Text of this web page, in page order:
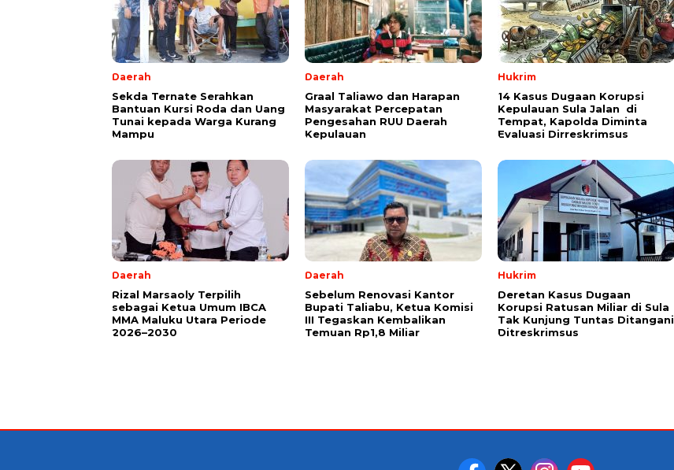
Daerah
Sekda Ternate Serahkan
Bantuan Kursi Roda dan Uang
Tunai kepada Warga Kurang
Mampu
Daerah
Graal Taliawo dan Harapan
Masyarakat Percepatan
Pengesahan RUU Daerah
Kepulauan
Hukrim
14 Kasus Dugaan Korupsi
Kepulauan Sula Jalan di
Tempat, Kapolda Diminta
Evaluasi Dirreskrimsus
Daerah
Rizal Marsaoly Terpilih
sebagai Ketua Umum IBCA
MMA Maluku Utara Periode
2026–2030
Daerah
Sebelum Renovasi Kantor
Bupati Taliabu, Ketua Komisi
III Tegaskan Kembalikan
Temuan Rp1,8 Miliar
Hukrim
Deretan Kasus Dugaan
Korupsi Ratusan Miliar di Sula
Tak Kunjung Tuntas Ditangani
Ditreskrimsus